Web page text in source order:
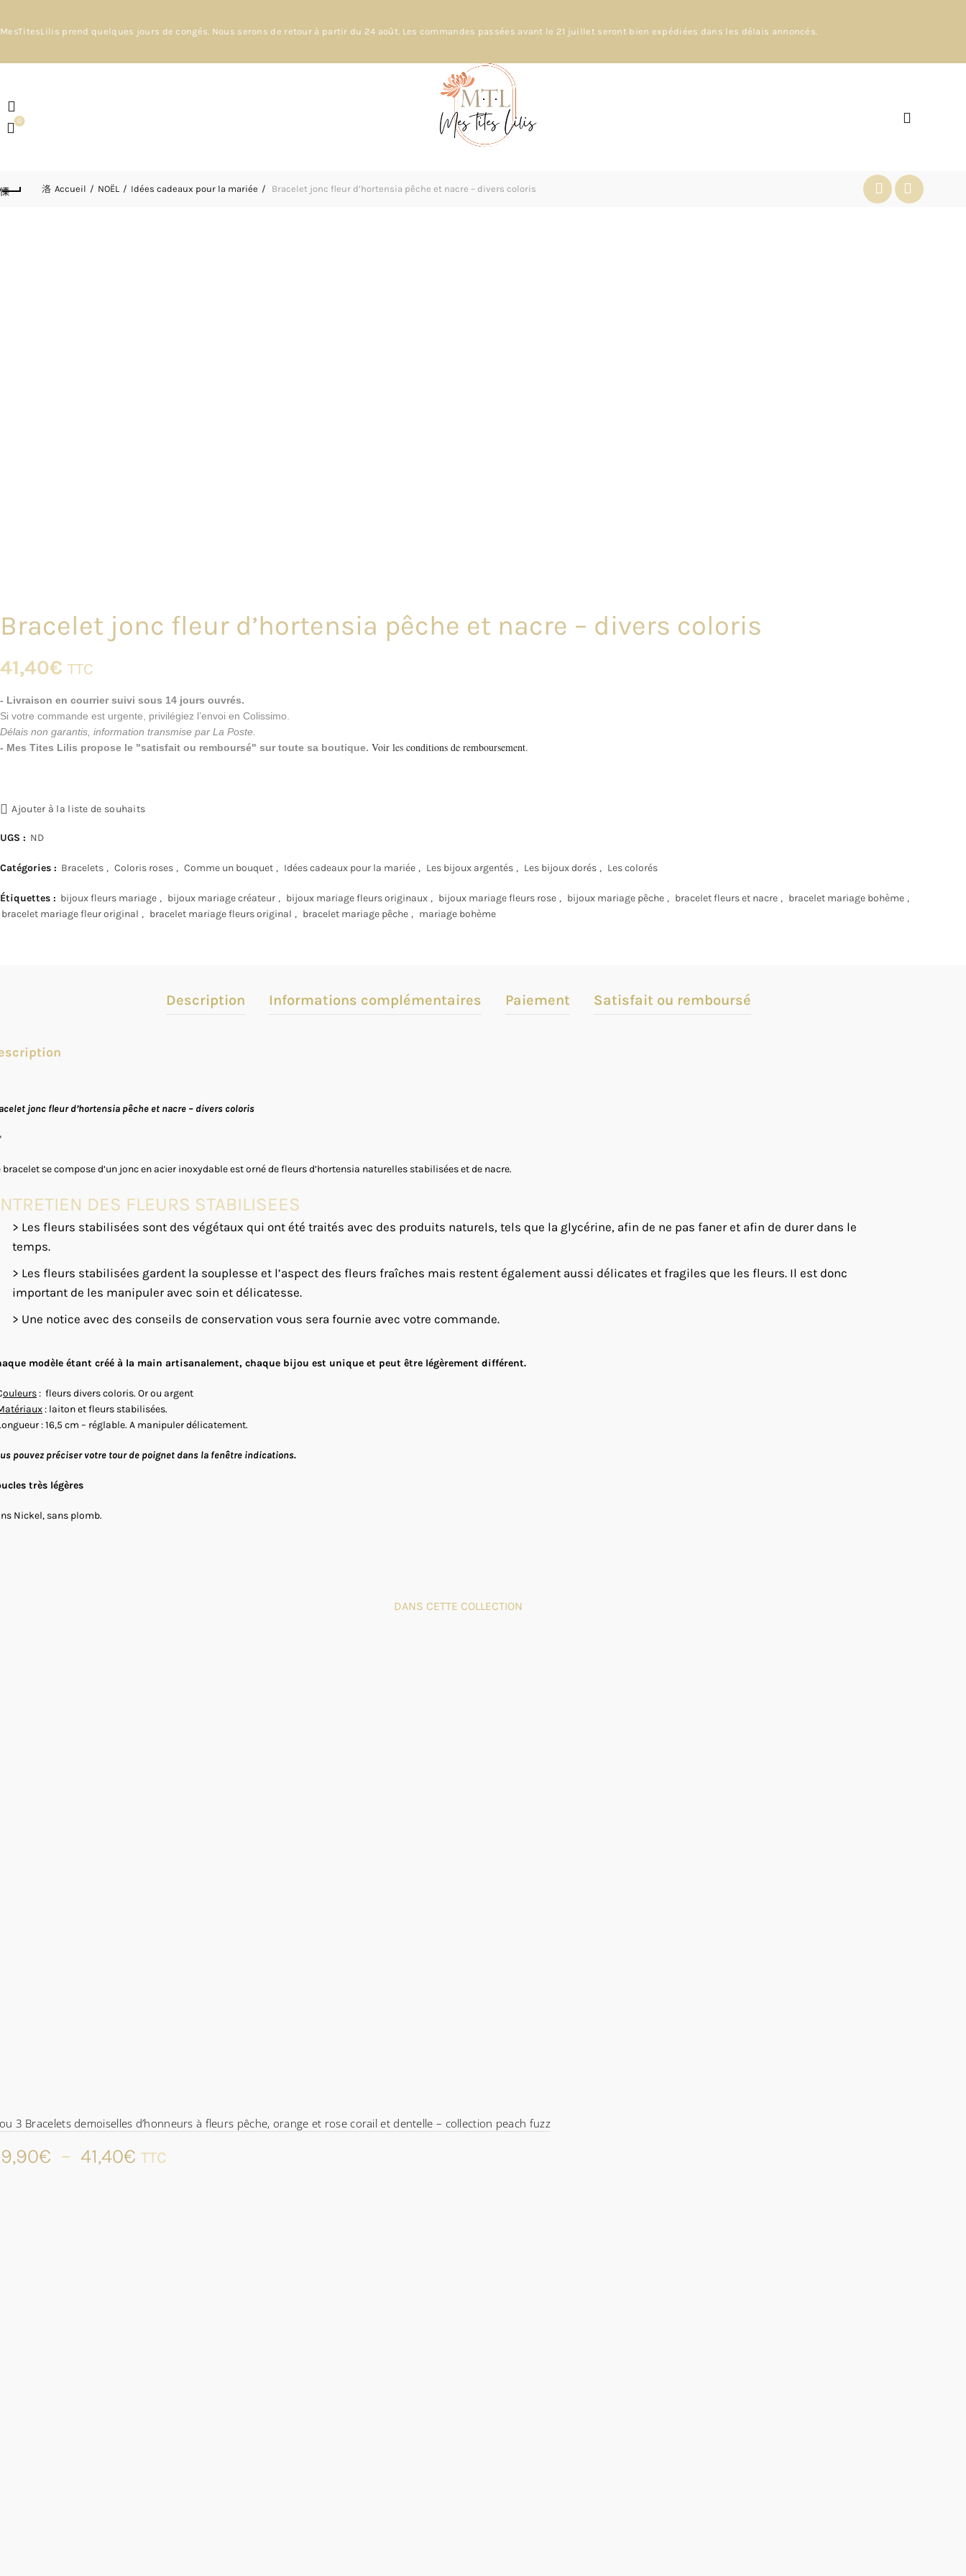
MesTitesLilis prend quelques jours de congés. Nous serons de retour à partir du 24 août. Les commandes passées avant le 21 juillet seront bien expédiées dans les délais annoncés.
0
Accueil NOËL Idées cadeaux pour la mariée Bracelet jonc fleur d’hortensia pêche et nacre – divers coloris
Bracelet jonc fleur d’hortensia pêche et nacre – divers coloris
41,40€ TTC
- Livraison en courrier suivi sous 14 jours ouvrés.
Si votre commande est urgente, privilégiez l’envoi en Colissimo.
Délais non garantis, information transmise par La Poste.
- Mes Tites Lilis propose le "satisfait ou remboursé" sur toute sa boutique. Voir les conditions de remboursement.
Ajouter à la liste de souhaits
UGS : ND
Catégories : Bracelets , Coloris roses , Comme un bouquet , Idées cadeaux pour la mariée , Les bijoux argentés , Les bijoux dorés , Les colorés
Étiquettes : bijoux fleurs mariage , bijoux mariage créateur , bijoux mariage fleurs originaux , bijoux mariage fleurs rose , bijoux mariage pêche , bracelet fleurs et nacre , bracelet mariage bohème ,
bracelet mariage fleur original , bracelet mariage fleurs original , bracelet mariage pêche , mariage bohème
Description Informations complémentaires Paiement Satisfait ou remboursé
jonc fleur d’hortensia pêche et nacre – divers coloris
bracelet se compose d’un jonc en acier inoxydable est orné de fleurs d’hortensia naturelles stabilisées et de nacre.
DES FLEURS STABILISEES
> Les fleurs stabilisées sont des végétaux qui ont été traités avec des produits naturels, tels que la glycérine, afin de ne pas faner et afin de durer dans le
temps.
> Les fleurs stabilisées gardent la souplesse et l’aspect des fleurs fraîches mais restent également aussi délicates et fragiles que les fleurs. Il est donc
important de les manipuler avec soin et délicatesse.
> Une notice avec des conseils de conservation vous sera fournie avec votre commande.
modèle étant créé à la main artisanalement, chaque bijou est unique et peut être légèrement différent.
ouleurs: fleurs divers coloris. Or ou argent
: laiton et fleurs stabilisées.
: 16,5 cm – réglable. A manipuler délicatement.
pouvez préciser votre tour de poignet dans la fenêtre indications.
très légères
Nickel, sans plomb.
DANS CETTE COLLECTION
3 Bracelets demoiselles d’honneurs à fleurs pêche, orange et rose corail et dentelle – collection peach fuzz
€ – 41,40€ Plage
TTC